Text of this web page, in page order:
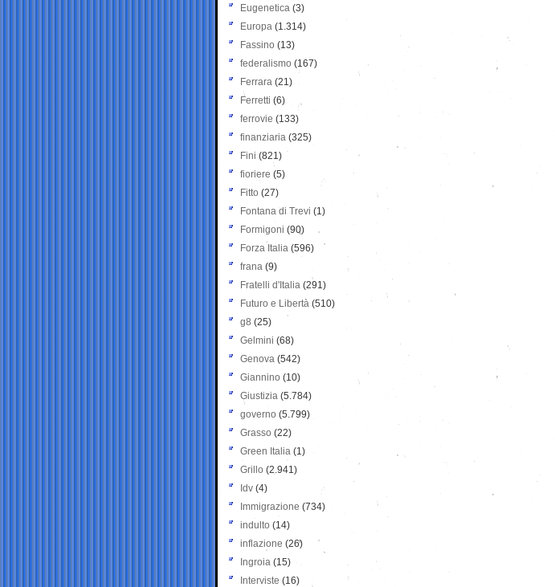
Eugenetica (3)
Europa (1.314)
Fassino (13)
federalismo (167)
Ferrara (21)
Ferretti (6)
ferrovie (133)
finanziaria (325)
Fini (821)
fioriere (5)
Fitto (27)
Fontana di Trevi (1)
Formigoni (90)
Forza Italia (596)
frana (9)
Fratelli d'Italia (291)
Futuro e Libertà (510)
g8 (25)
Gelmini (68)
Genova (542)
Giannino (10)
Giustizia (5.784)
governo (5.799)
Grasso (22)
Green Italia (1)
Grillo (2.941)
Idv (4)
Immigrazione (734)
indulto (14)
inflazione (26)
Ingroia (15)
Interviste (16)